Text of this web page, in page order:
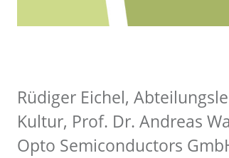
Rüdiger Eichel,
Kultur, Prof. Dr. Andreas
Opto Semiconductors